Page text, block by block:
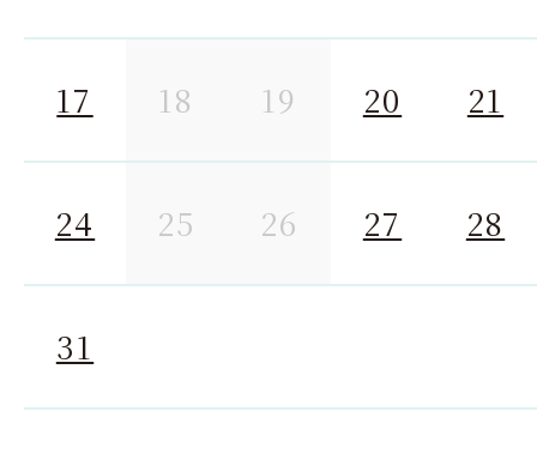
17 18 19 20 21
24 25 26 27 28
31